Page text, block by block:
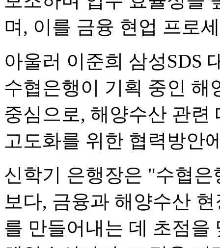
며, 이를 금융 현업 프로
아울러 이준희 삼성SDS
수협은행이 기획 중인 해
중심으로, 해양수산 관련
고도화를 위한 협력방안
신학기 은행장은 "수협
보다, 금융과 해양수산
를 만들어내는 데 초점